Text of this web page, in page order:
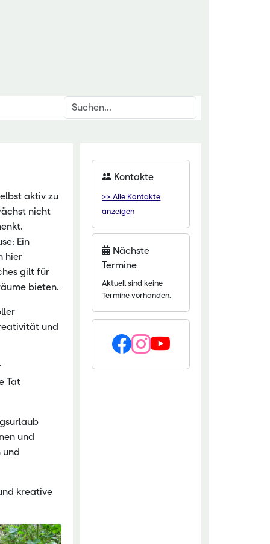
den ländlichen Raum
Rauischholzhausen
HessenRohstoffe (HeRo)
Dillenburg
Fachschulen
Eichhof
Suchen
aktiv zu
nicht
Ein
hier
gilt für
bieten.
und
Tat
und
und
kreative
Kontakte
>> Alle Kontakte
anzeigen
Nächste
Termine
Aktuell sind keine
Termine vorhanden.